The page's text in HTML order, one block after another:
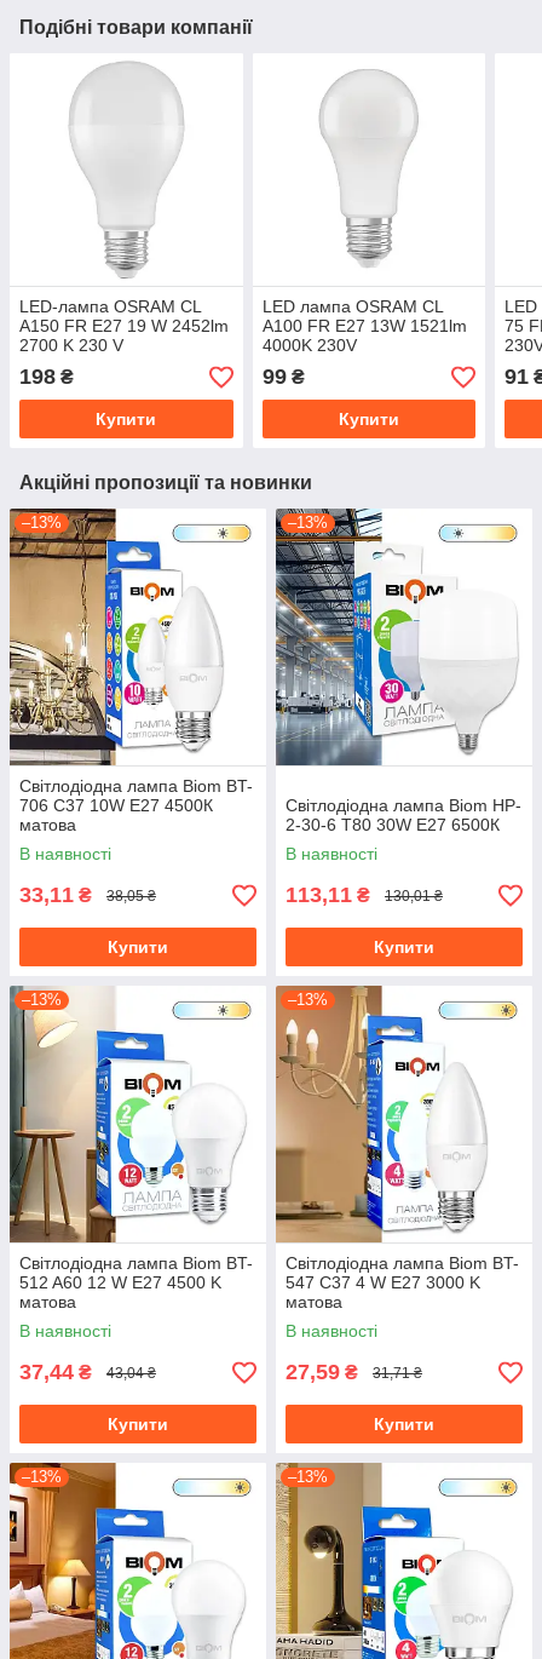
Подібні товари компанії
LED-лампа OSRAM CL
A150 FR E27 19 W 2452lm
2700 K 230 V
(4058075245976)
198 ₴
Купити
LED лампа OSRAM CL
A100 FR E27 13W 1521lm
4000K 230V
(4058075304253)
99₴
Купити
75
91
Акційні пропозиції та новинки
–13%
Світлодіодна лампа Biom BT-
706 C37 10W E27 4500К
матова
В наявності
33,11 ₴ 38,05 ₴
Купити
–13%
Світлодіодна лампа Biom HP-
2-30-6 T80 30W E27 6500К
В наявності
113,11 ₴ 130,01 ₴
Купити
–13%
Світлодіодна лампа Biom BT-
512 A60 12 W E27 4500 K
матова
В наявності
37,44 ₴ 43,04 ₴
Купити
–13%
Світлодіодна лампа Biom BT-
547 C37 4 W E27 3000 K
матова
В наявності
27,59 ₴ 31,71 ₴
Купити
–13% –13%